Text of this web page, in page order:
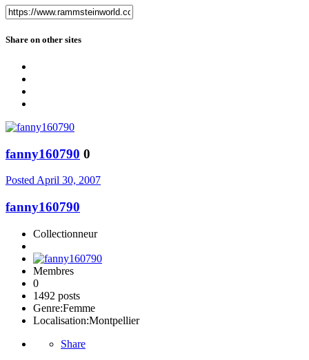
Share on other sites
fanny160790 0
PostedApril 30, 2007
fanny160790
Collectionneur
Membres
0
1492 posts
Genre:Femme
Localisation:Montpellier
Share